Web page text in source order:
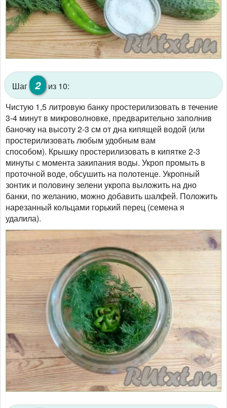
Шаг 2
из 10:
Чистую 1,5 литровую банку простерилизовать в течение
3-4 минут в микроволновке, предварительно заполнив
баночку на высоту 2-3 см от дна кипящей водой (или
простерилизовать любым удобным вам
способом). Крышку простерилизовать в кипятке 2-3
минуты с момента закипания воды. Укроп промыть в
проточной воде, обсушить на полотенце. Укропный
зонтик и половину зелени укропа выложить на дно
банки, по желанию, можно добавить шалфей. Положить
нарезанный кольцами горький перец (семена я
удалила).